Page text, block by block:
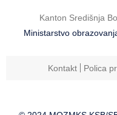
Kanton Središnja
Ministarstvo
Kontakt Polica